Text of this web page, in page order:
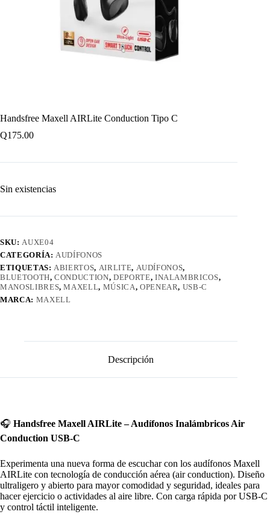
Handsfree Maxell AIRLite Conduction Tipo C
Q175.00
Sin existencias
SKU: AUXE04
CATEGORÍA: AUDÍFONOS
ETIQUETAS: ABIERTOS, AIRLITE, AUDÍFONOS,
BLUETOOTH,CONDUCTION, DEPORTE, INALAMBRICOS,
MANOSLIBRES,MAXELL, MÚSICA, OPENEAR, USB-C
MARCA: MAXELL
Descripción
🎧 Handsfree Maxell AIRLite – Audífonos Inalámbricos Air
Conduction USB-C
Experimenta una nueva forma de escuchar con los audífonos Maxell
AIRLite con tecnología de conducción aérea (air conduction). Diseño
ultraligero y abierto para mayor comodidad y seguridad, ideales para
hacer ejercicio o actividades al aire libre. Con carga rápida por USB-C
y control táctil inteligente.